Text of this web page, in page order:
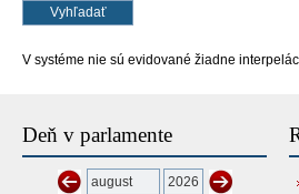
V systéme nie sú evidované žiadne
Deň v parlamente